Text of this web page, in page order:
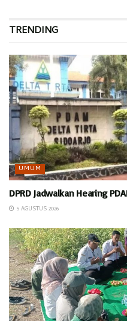
TRENDING
UMUM
DPRD Jadwalkan Hearing
5 AGUSTUS 2026